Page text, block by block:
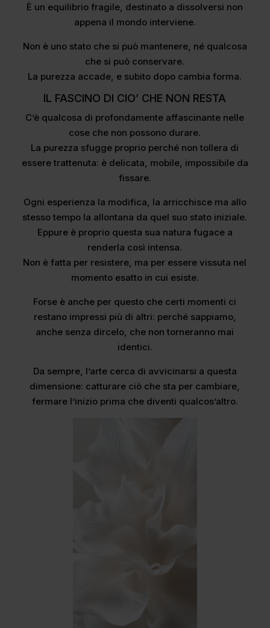
È un equilibrio fragile, destinato a dissolversi non
appena il mondo interviene.
Non è uno stato che si può mantenere, né qualcosa
che si può conservare.
La purezza accade, e subito dopo cambia forma.
IL FASCINO DI CIO’ CHE NON RESTA
C’è qualcosa di profondamente affascinante nelle
cose che non possono durare.
La purezza sfugge proprio perché non tollera di
essere trattenuta: è delicata, mobile, impossibile da
fissare.
Ogni esperienza la modifica, la arricchisce ma allo
stesso tempo la allontana da quel suo stato iniziale.
Eppure è proprio questa sua natura fugace a
renderla così intensa.
Non è fatta per resistere, ma per essere vissuta nel
momento esatto in cui esiste.
Forse è anche per questo che certi momenti ci
restano impressi più di altri: perché sappiamo,
anche senza dircelo, che non torneranno mai
identici.
Da sempre, l’arte cerca di avvicinarsi a questa
dimensione: catturare ciò che sta per cambiare,
fermare l’inizio prima che diventi qualcos’altro.